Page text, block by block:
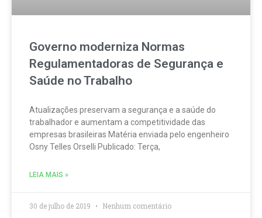
Governo moderniza Normas
Regulamentadoras de Segurança e
Saúde no Trabalho
Atualizações preservam a segurança e a saúde do
trabalhador e aumentam a competitividade das
empresas brasileiras Matéria enviada pelo engenheiro
Osny Telles Orselli Publicado: Terça,
LEIA MAIS »
30 de julho de 2019 Nenhum comentário